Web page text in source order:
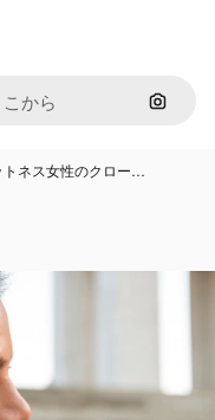
画像で
ネス女性のクロー…